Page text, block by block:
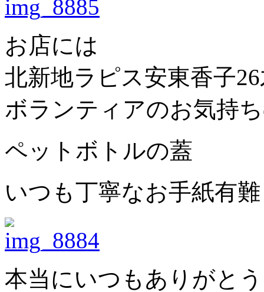
お店には
北新地ラピス安東香子
ボランティアのお気持
ペットボトルの蓋
いつも丁寧なお手紙有
本当にいつもありがと